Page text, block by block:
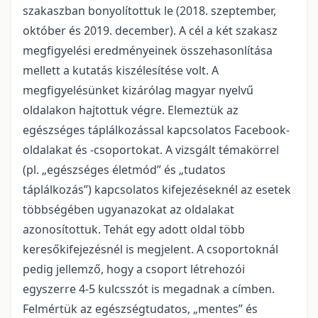
szakaszban bonyolítottuk le (2018. szeptember,
október és 2019. december). A cél a két szakasz
megfigyelési eredményeinek összehasonlítása
mellett a kutatás kiszélesítése volt. A
megfigyelésünket kizárólag magyar nyelvű
oldalakon hajtottuk végre. Elemeztük az
egészséges táplálkozással kapcsolatos Facebook-
oldalakat és -csoportokat. A vizsgált témakörrel
(pl. „egészséges életmód” és „tudatos
táplálkozás”) kapcsolatos kifejezéseknél az esetek
többségében ugyanazokat az oldalakat
azonosítottuk. Tehát egy adott oldal több
keresőkifejezésnél is megjelent. A csoportoknál
pedig jellemző, hogy a csoport létrehozói
egyszerre 4-5 kulcsszót is megadnak a címben.
Felmértük az egészségtudatos, „mentes” és